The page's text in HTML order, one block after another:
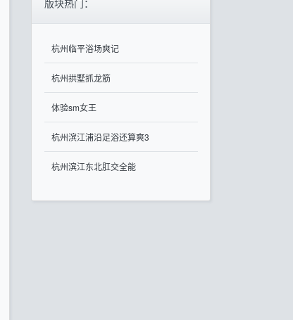
版块热门：
杭州临平浴场爽记
杭州拱墅抓龙筋
体验sm女王
杭州滨江浦沿足浴还算爽3
杭州滨江东北肛交全能